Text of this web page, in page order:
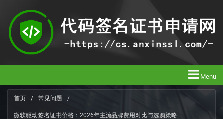
Menu
首页 / 常见问题 /
微软驱动签名证书价格：2026年主流品牌费用对比与选购策略